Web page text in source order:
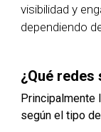
visibilidad y
dependiendo
¿Qué
Principalmente
según el tipo